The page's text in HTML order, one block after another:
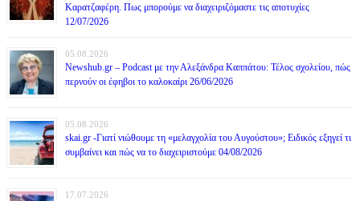
Καρατζαφέρη. Πως μπορούμε να διαχειριζόμαστε τις αποτυχίες
12/07/2026
05.08.2026
Newshub.gr – Podcast με την Αλεξάνδρα Καππάτου: Τέλος σχολείου, πώς
περνούν οι έφηβοι το καλοκαίρι 26/06/2026
05.08.2026
skai.gr -Γιατί νιώθουμε τη «μελαγχολία του Αυγούστου»; Ειδικός εξηγεί τι
συμβαίνει και πώς να το διαχειριστούμε 04/08/2026
17.07.2026